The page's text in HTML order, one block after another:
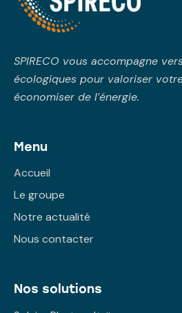
SPIRECO vous accompagne
écologiques pour valoriser
économiser de l’énergie.
Menu
Accueil
Le groupe
Notre actualité
Nous contacter
Nos solutions